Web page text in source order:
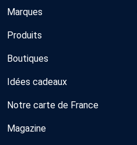
Marques
Produits
Boutiques
Idées cadeaux
Notre carte de France
Magazine